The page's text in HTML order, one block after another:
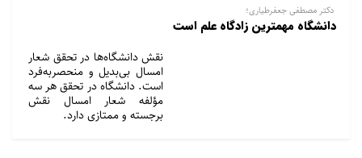
دکتر مصطفی جعفرطیاری؛
دانشگاه مهمترین زادگاه علم است
نقش دانشگاه‌ها در تحقق شعار
امسال بی‌بدیل و منحصربه‌فرد
است. دانشگاه در تحقق هر سه
مؤلفه شعار امسال نقش
برجسته و ممتازی دارد.